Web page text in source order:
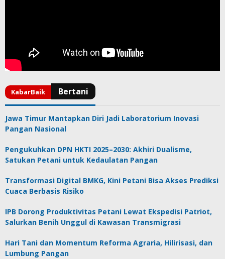
Jawa Timur Mantapkan Diri Jadi Laboratorium Inovasi
Pangan Nasional
Pengukuhkan DPN HKTI 2025–2030: Akhiri Dualisme,
Satukan Petani untuk Kedaulatan Pangan
Transformasi Digital BMKG, Kini Petani Bisa Akses Prediksi
Cuaca Berbasis Risiko
IPB Dorong Produktivitas Petani Lewat Ekspedisi Patriot,
Salurkan Benih Unggul di Kawasan Transmigrasi
Hari Tani dan Momentum Reforma Agraria, Hilirisasi, dan
Lumbung Pangan